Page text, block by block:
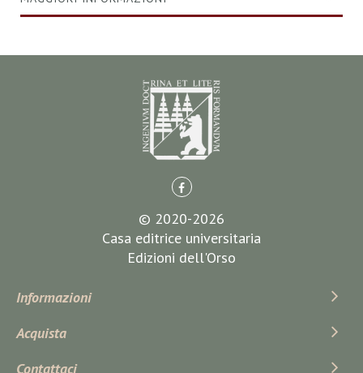
© 2020-2026
Casa editrice universitaria
Edizioni dell'Orso
Informazioni
Acquista
Contattaci